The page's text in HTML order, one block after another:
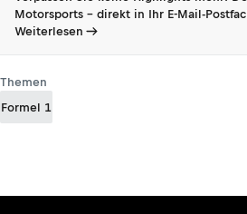
Motorsports - direkt in Ihr E-Mail-
Weiterlesen
Themen
Formel 1